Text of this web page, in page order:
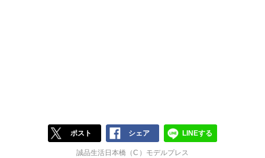
ポスト シェア LINEする
誠品生活日本橋（C）モデルプレス